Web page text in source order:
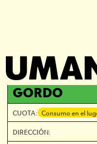
PURAS
GORDO
CUOTA: Consumo en el
DIRECCIÓN: